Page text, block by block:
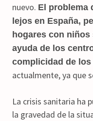
nuevo. El problema
lejos en España,
hogares con niños
ayuda de los
complicidad de los
actualmente, ya que
La crisis sanitaria ha
la gravedad de la